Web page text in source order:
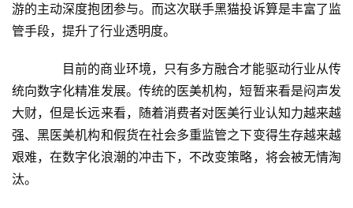
游的主动深度抱团参与。而这次联手黑猫投诉算是丰富了监
管手段，提升了行业透明度。
目前的商业环境，只有多方融合才能驱动行业从传
统向数字化精准发展。传统的医美机构，短暂来看是闷声发
大财，但是长远来看，随着消费者对医美行业认知力越来越
强、黑医美机构和假货在社会多重监管之下变得生存越来越
艰难，在数字化浪潮的冲击下，不改变策略，将会被无情淘
汰。